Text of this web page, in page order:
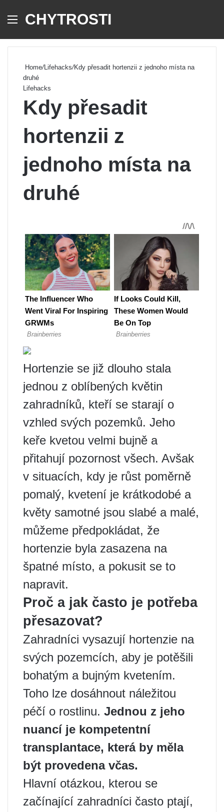
Menu
CHYTROSTI
Home/Lifehacks/Kdy přesadit hortenzii z jednoho místa na
druhé
Lifehacks
Kdy přesadit
hortenzii z
jednoho místa na
druhé
Hortenzie se již dlouho stala
jednou z oblíbených květin
zahradníků, kteří se starají o
vzhled svých pozemků. Jeho
keře kvetou velmi bujně a
přitahují pozornost všech. Avšak
v situacích, kdy je růst poměrně
pomalý, kvetení je krátkodobé a
květy samotné jsou slabé a malé,
můžeme předpokládat, že
hortenzie byla zasazena na
špatné místo, a pokusit se to
napravit.
Proč a jak často je potřeba
přesazovat?
Zahradníci vysazují hortenzie na
svých pozemcích, aby je potěšili
bohatým a bujným kvetením.
Toho lze dosáhnout náležitou
péčí o rostlinu. Jednou z jeho
nuancí je kompetentní
transplantace, která by měla
být provedena včas.
Hlavní otázkou, kterou se
začínající zahradníci často ptají,